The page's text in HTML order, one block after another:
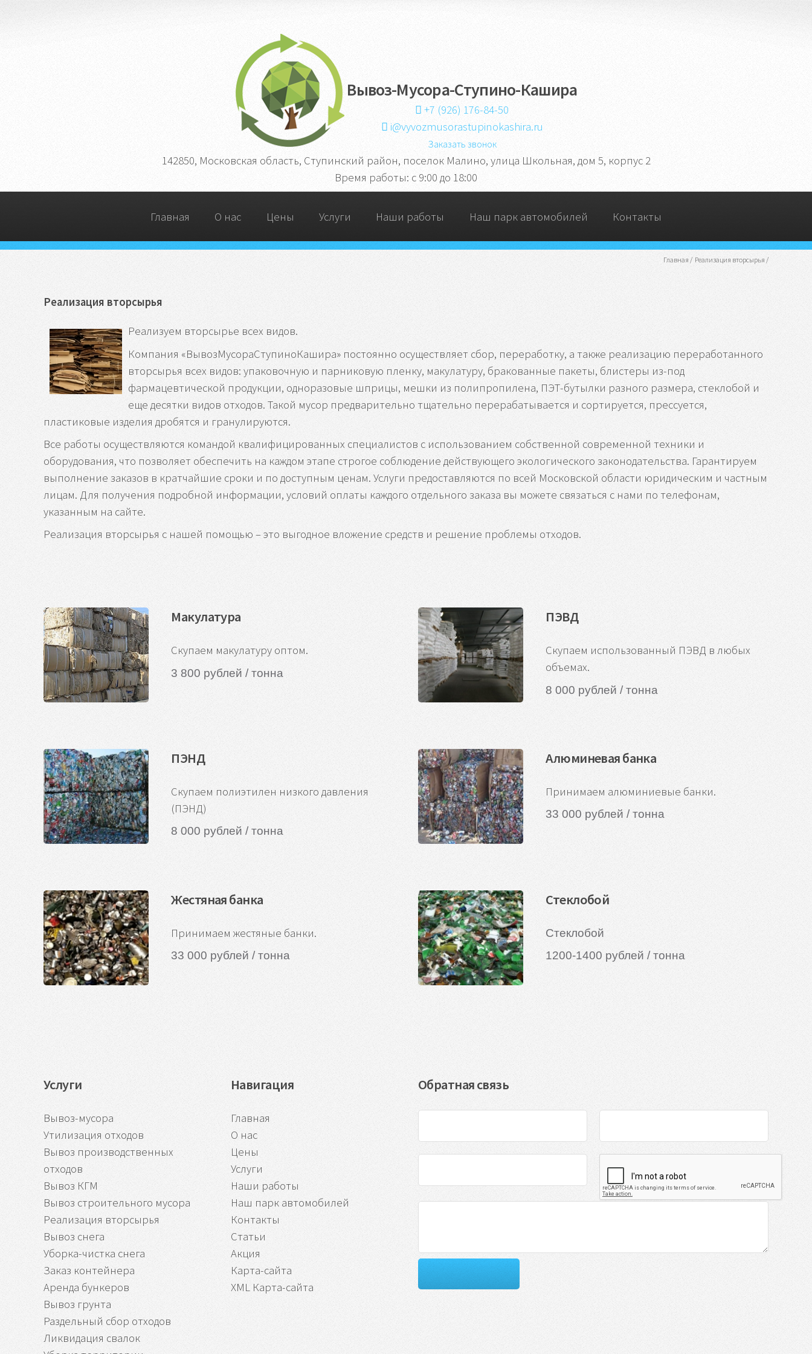
Вывоз-Мусора-Ступино-Кашира
+7 (926) 176-84-50
i@vyvozmusorastupinokashira.ru
Заказать звонок
142850, Московская область, Ступинский район, поселок Малино, улица Школьная, дом 5, корпус 2
Время работы: c 9:00 до 18:00
Главная О нас Цены Услуги Наши работы Наш парк автомобилей Контакты
Главная / Реализация вторсырья /
Реализация вторсырья
Реализуем вторсырье всех видов.
Компания «ВывозМусораСтупиноКашира» постоянно осуществляет сбор, переработку, а также реализацию переработанного
вторсырья всех видов: упаковочную и парниковую пленку, макулатуру, бракованные пакеты, блистеры из-под
фармацевтической продукции, одноразовые шприцы, мешки из полипропилена, ПЭТ-бутылки разного размера, стеклобой и
еще десятки видов отходов. Такой мусор предварительно тщательно перерабатывается и сортируется, прессуется,
пластиковые изделия дробятся и гранулируются.
Все работы осуществляются командой квалифицированных специалистов с использованием собственной современной техники и
оборудования, что позволяет обеспечить на каждом этапе строгое соблюдение действующего экологического законодательства. Гарантируем
выполнение заказов в кратчайшие сроки и по доступным ценам. Услуги предоставляются по всей Московской области юридическим и частным
лицам. Для получения подробной информации, условий оплаты каждого отдельного заказа вы можете связаться с нами по телефонам,
указанным на сайте.
Реализация вторсырья с нашей помощью – это выгодное вложение средств и решение проблемы отходов.
Макулатура
Скупаем макулатуру оптом.
3 800 рублей / тонна
ПЭВД
Скупаем использованный ПЭВД в любых
объемах.
8 000 рублей / тонна
ПЭНД
Скупаем полиэтилен низкого давления
(ПЭНД)
8 000 рублей / тонна
Алюминевая банка
Принимаем алюминиевые банки.
33 000 рублей / тонна
Жестяная банка
Принимаем жестяные банки.
33 000 рублей / тонна
Стеклобой
Стеклобой
1200-1400 рублей / тонна
Услуги
Вывоз-мусора
Утилизация отходов
Вывоз производственных
отходов
Вывоз КГМ
Вывоз строительного мусора
Реализация вторсырья
Вывоз снега
Уборка-чистка снега
Заказ контейнера
Аренда бункеров
Вывоз грунта
Раздельный сбор отходов
Ликвидация свалок
Навигация
Главная
О нас
Цены
Услуги
Наши работы
Наш парк автомобилей
Контакты
Статьи
Акция
Карта-сайта
XML Карта-сайта
Обратная связь